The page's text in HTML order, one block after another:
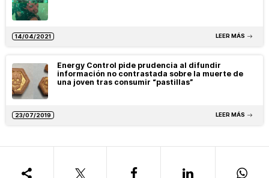
14/04/2021 LEER MÁS
Energy Control pide prudencia al difundir
información no contrastada sobre la muerte de
una joven tras consumir “pastillas”
23/07/2019 LEER MÁS